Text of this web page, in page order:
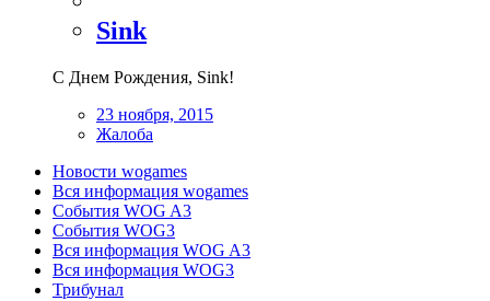
Sink
С Днем Рождения, Sink!
23 ноября, 2015
Жалоба
Новости wogames
Вся информация wogames
События WOG A3
События WOG3
Вся информация WOG A3
Вся информация WOG3
Трибунал